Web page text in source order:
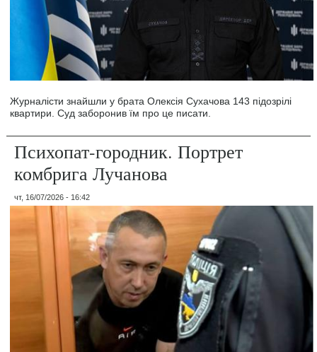
Журналісти знайшли у брата Олексія Сухачова 143 підозрілі
квартири. Суд заборонив їм про це писати.
Психопат-городник. Портрет
комбрига Лучанова
чт, 16/07/2026 - 16:42